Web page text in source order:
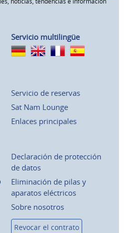
Servicio multilingüe
Servicio de reservas
Sat Nam Lounge
Enlaces principales
Declaración de protección
de datos
Eliminación de pilas y
aparatos eléctricos
Sobre nosotros
Revocar el contrato